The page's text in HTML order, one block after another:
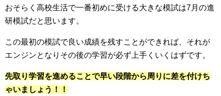
おそらく高校生活で一番初めに受ける大きな模試は7月の進
研模試だと思います。
この最初の模試で良い成績を残すことができれば、それが
エンジンとなりその後の学習が必ず上手くいくはずです。
先取り学習を進めることで早い段階から周りに差を付けち
ゃいましょう！！